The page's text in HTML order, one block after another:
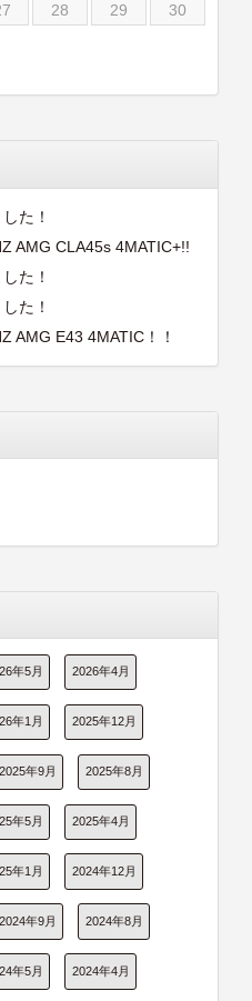
28 29
30
た！
AMG CLA45s 4MATIC+!!
た！
た！
AMG E43 4MATIC！！
年5月 2026年4月
年1月 2025年12月
2025年9月 2025年8月
年5月 2025年4月
年1月 2024年12月
2024年9月 2024年8月
年5月 2024年4月